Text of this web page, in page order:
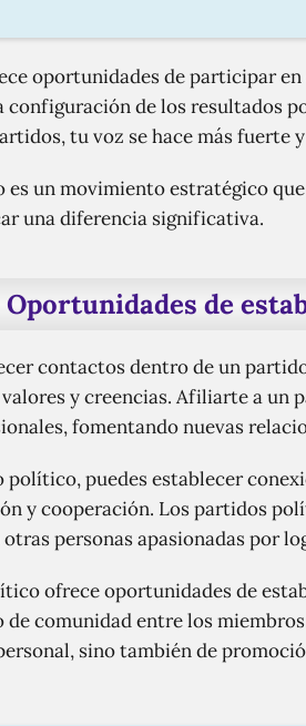
oportunidades de participar
configuración de los resultados
tu voz se hace más fuerte
un movimiento estratégico
una diferencia significativa.
Oportunidades de
contactos dentro de un
y creencias. Afiliarte a
fomentando nuevas
puedes establecer
y cooperación. Los partidos
personas apasionadas por
ofrece oportunidades de
comunidad entre los
sino también de